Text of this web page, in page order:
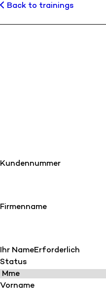
Back to trainings
Kundennummer
Firmenname
Ihr NameErforderlich
Status
Vorname